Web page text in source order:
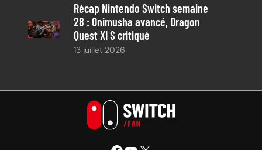
Récap Nintendo Switch semaine
28 : Onimusha avancé, Dragon
Quest XI S critiqué
13 juillet 2026